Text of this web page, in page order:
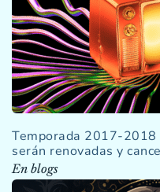
Temporada 2017-2018
serán renovadas y
En blogs